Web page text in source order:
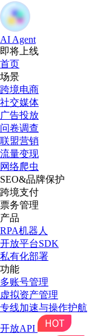
AI Agent
即将上线
首页
场景
跨境电商
社交媒体
广告投放
问卷调查
联盟营销
流量变现
网络爬虫
SEO&品牌保护
跨境支付
票务管理
产品
RPA机器人
开放平台SDK
私有化部署
功能
多账号管理
虚拟资产管理
专线加速与操作护航
开放API